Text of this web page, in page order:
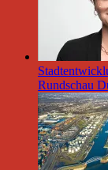
Rundschau